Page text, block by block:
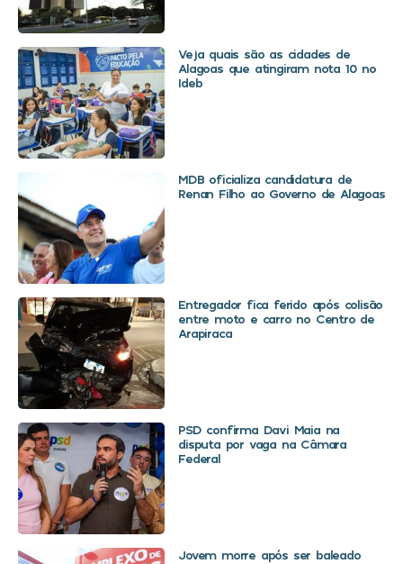
Veja quais são as cidades de
Alagoas que atingiram nota 10 no
Ideb
MDB oficializa candidatura de
Renan Filho ao Governo de Alagoas
Entregador fica ferido após colisão
entre moto e carro no Centro de
Arapiraca
PSD confirma Davi Maia na
disputa por vaga na Câmara
Federal
Jovem morre após ser baleado